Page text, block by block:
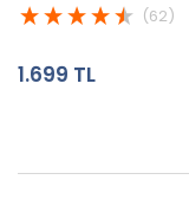
(62)
1.699 TL